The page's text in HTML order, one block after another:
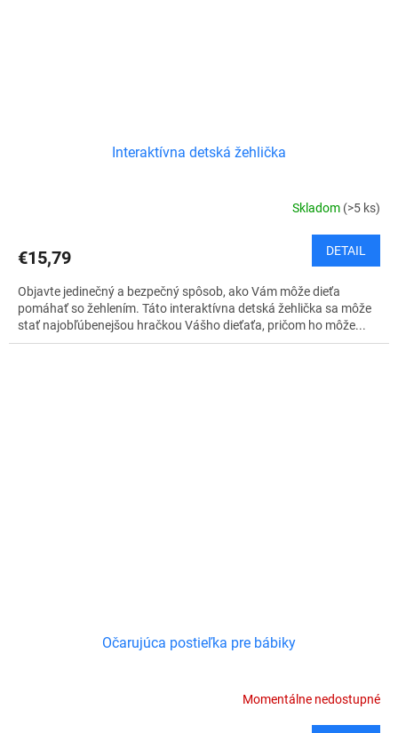
Interaktívna detská žehlička
Skladom (>5 ks)
€15,79 DETAIL
Objavte jedinečný a bezpečný spôsob, ako Vám môže dieťa
pomáhať so žehlením. Táto interaktívna detská žehlička sa môže
stať najobľúbenejšou hračkou Vášho dieťaťa, pričom ho môže...
Očarujúca postieľka pre bábiky
Momentálne nedostupné